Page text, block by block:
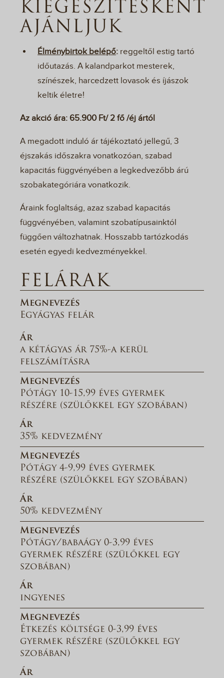
KIEGÉSZÍTÉSKÉNT
AJÁNLJUK
Élménybirtok belépő: reggeltől estig tartó
időutazás. A kalandparkot mesterek,
színészek, harcedzett lovasok és íjászok
keltik életre!
Az akció ára: 65.900 Ft/ 2 fő /éj ártól
A megadott induló ár tájékoztató jellegű, 3
éjszakás időszakra vonatkozóan, szabad
kapacitás függvényében a legkedvezőbb árú
szobakategóriára vonatkozik.
Áraink foglaltság, azaz szabad kapacitás
függvényében, valamint szobatípusainktól
függően változhatnak. Hosszabb tartózkodás
esetén egyedi kedvezményekkel.
FELÁRAK
Megnevezés
Egyágyas felár
Ár
a kétágyas ár 75%-a kerül
felszámításra
Megnevezés
Pótágy 10-15,99 éves gyermek
részére (szülőkkel egy szobában)
Ár
35% kedvezmény
Megnevezés
Pótágy 4-9,99 éves gyermek
részére (szülőkkel egy szobában)
Ár
50% kedvezmény
Megnevezés
Pótágy/babaágy 0-3,99 éves
gyermek részére (szülőkkel egy
szobában)
Ár
ingyenes
Megnevezés
Étkezés költsége 0-3,99 éves
gyermek részére (szülőkkel egy
szobában)
Ár